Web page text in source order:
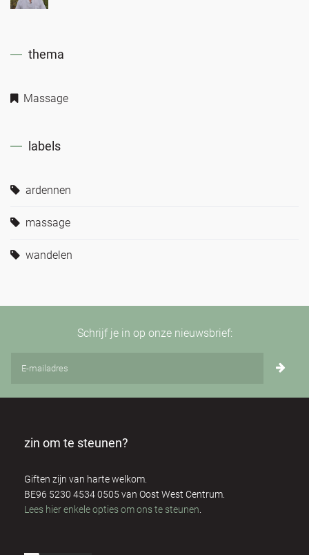
thema
Massage
labels
ardennen
massage
wandelen
Schrijf je in op onze nieuwsbrief:
zin om te steunen?
Giften zijn van harte welkom.
BE96 5230 4534 0505 van Oost West Centrum.
Lees hier enkele opties om ons te steunen